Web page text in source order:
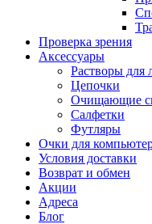
Проверка зрения
Аксессуары
Растворы для
Цепочки
Очищающие
Салфетки
Футляры
Очки для
Условия доставки
Возврат и обмен
Акции
Адреса
Блог